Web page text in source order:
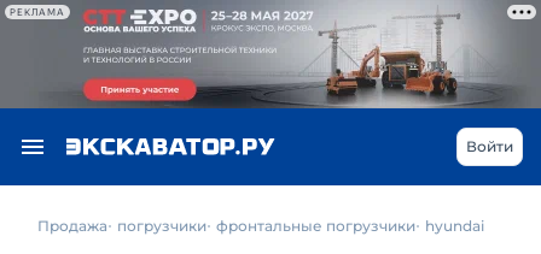
РЕКЛАМА
Войти
Продажа погрузчики фронтальные погрузчики hyundai